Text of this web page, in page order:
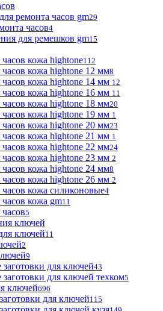
ремонта часов gm29
часов4
для ремешков gm15
кожа hightone112
кожа hightone 12 мм8
кожа hightone 14 мм 12
кожа hightone 16 мм 11
кожа hightone 18 мм20
кожа hightone 19 мм 1
кожа hightone 20 мм23
кожа hightone 21 мм 1
кожа hightone 22 мм24
кожа hightone 23 мм 2
кожа hightone 24 мм8
кожа hightone 26 мм 2
кожа силиконовые4
кожа gm11
5
ключей
ключей11
2
9
для ключей43
для ключей техком5
ключей696
для ключей115